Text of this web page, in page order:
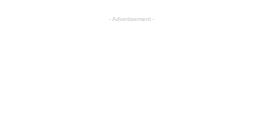
- Advertisement -